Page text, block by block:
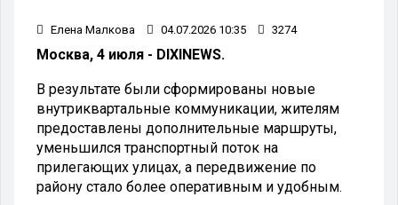
Елена Малкова 04.07.2026 10:35 3274
Москва, 4 июля - DIXINEWS.
В результате были сформированы новые
внутриквартальные коммуникации, жителям
предоставлены дополнительные маршруты,
уменьшился транспортный поток на
прилегающих улицах, а передвижение по
району стало более оперативным и удобным.